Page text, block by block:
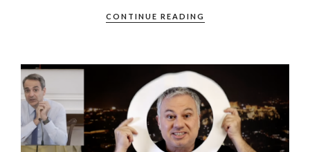
CONTINUE READING